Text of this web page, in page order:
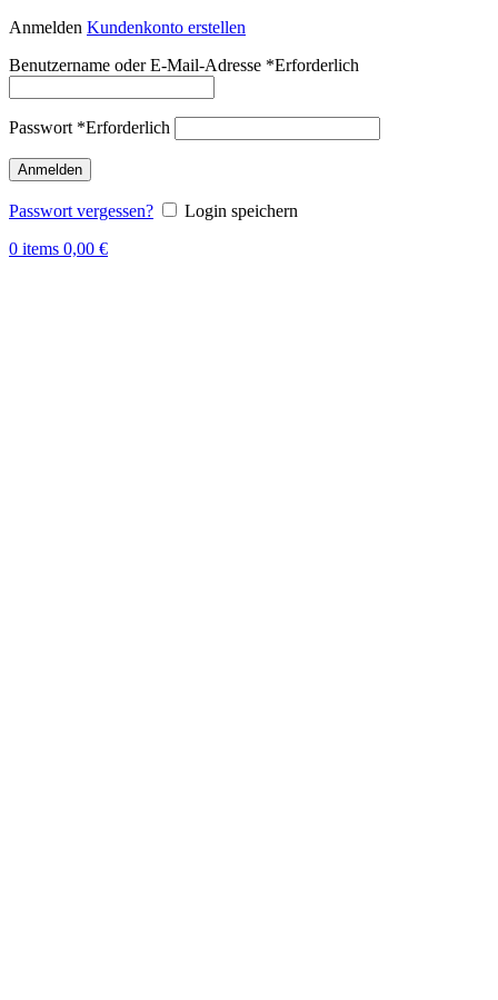
Anmelden Kundenkonto erstellen
Benutzername oder E-Mail-Adresse *Erforderlich
Passwort *Erforderlich
Anmelden
Passwort vergessen?
Login speichern
0 items 0,00 €